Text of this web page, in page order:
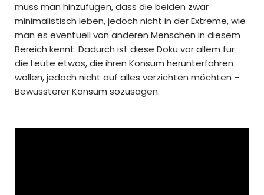
muss man hinzufügen, dass die beiden zwar
minimalistisch leben, jedoch nicht in der Extreme, wie
man es eventuell von anderen Menschen in diesem
Bereich kennt. Dadurch ist diese Doku vor allem für
die Leute etwas, die ihren Konsum herunterfahren
wollen, jedoch nicht auf alles verzichten möchten –
Bewussterer Konsum sozusagen.